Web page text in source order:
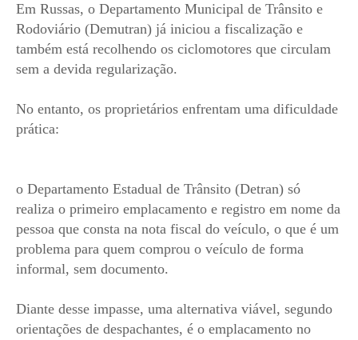
Em Russas, o Departamento Municipal de Trânsito e
Rodoviário (Demutran) já iniciou a fiscalização e
também está recolhendo os ciclomotores que circulam
sem a devida regularização.
No entanto, os proprietários enfrentam uma dificuldade
prática:
o Departamento Estadual de Trânsito (Detran) só
realiza o primeiro emplacamento e registro em nome da
pessoa que consta na nota fiscal do veículo, o que é um
problema para quem comprou o veículo de forma
informal, sem documento.
Diante desse impasse, uma alternativa viável, segundo
orientações de despachantes, é o emplacamento no